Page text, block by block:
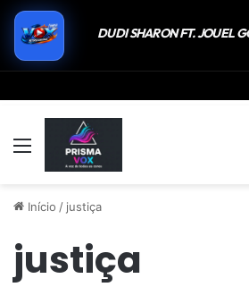
Menu
Início / justiça
justiça